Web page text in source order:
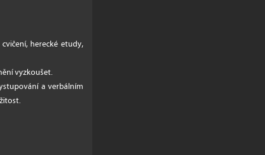
herecké etudy,
vyzkoušet.
a verbálním